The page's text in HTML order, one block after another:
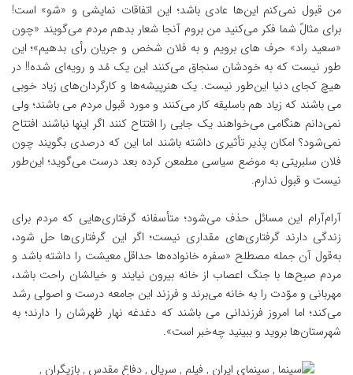
من قبول نمی‌کنم این‌‌ها عادی باشد؛ این اتفاقات نمایشی و «شو» است!
برای مثالً شما فکر می‌کنید من بروم آنجا شعار بدهم مردم می‌گویند «چون
«سعید راد» حرف های برویم و به فلان شخص و جریان رأی بدهیم»؛ این
طور نیست که به خودشان سنجاق می‌کنند این یک مُد و رویه‌ای شده!! در
هیچ کجای دنیا این‌طور نیست. یک هنرپیشه‌ها و کارگردان‌های زیاد خوبی
می باشند که زیاد هم باسلیقه کار می‌کنند و مورد قبول مردم می باشند؛ ولی
نمی‌دانم هنگامی می‌خواهند یک جایی را افتتاح کنند اگر اینها نباشند افتتاح
نمی‌شود؟ امکان پذیر تأثیری داشته باشند اما این که درصدی بگویند چون
فلان سلبریتی به موضع سیاسی مطمعن کرده بعد درست می‌گوید؛ این‌طور
نیست و قبول ندارم.
آرام‌آرام این مسائل حذف می‌شود؛ متأسفانه گرفتاری‌هایی که مردم برای
زندگی دارند گرفتاری‌های مقداری نیست؛ اگر این گرفتاری‌ها حل شود،
به‌قول آن جمله مصطلح «سفره خانواده‌ها حداقل معیشت را داشته باشد و
مردم صبح‌ها با جنگ اعصاب از خانه بیرون نیایند و خیالشان راحت باشد،
مهربانی و موّدت را به خانه می‌برند و فرزند این جامعه درست و اصولی رشد
می‌کند؛ اما امروز فرزندانی می باشند که دغدغه نهار ظهرشان را دارند؛ به
شهرستان‌ها بروید و ببینید چه‌خبر است».